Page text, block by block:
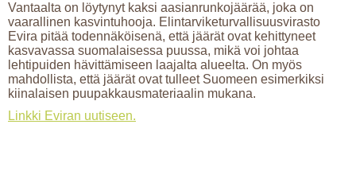
Vantaalta on löytynyt kaksi aasianrunkojäärää, joka on
vaarallinen kasvintuhooja. Elintarviketurvallisuusvirasto
Evira pitää todennäköisenä, että jäärät ovat kehittyneet
kasvavassa suomalaisessa puussa, mikä voi johtaa
lehtipuiden hävittämiseen laajalta alueelta. On myös
mahdollista, että jäärät ovat tulleet Suomeen esimerkiksi
kiinalaisen puupakkausmateriaalin mukana.
Linkki Eviran uutiseen.